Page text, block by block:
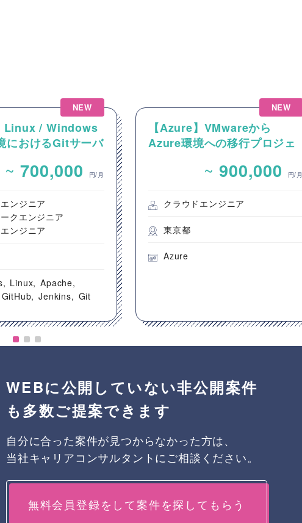
NEW
Linux / Windows
におけるGitサーバ
~ 700,000 円/月
ンジニア
クエンジニア
ンジニア
Linux
Apache
GitHub Jenkins Git
NEW
【Azure】VMwareから
Azure環境への移行プロジェ
盤の設計構築案件
~ 900,000 円/月
クラウドエンジニア
東京都
Azure
WEBに公開していない非公開案件
も多数ご提案できます
自分に合った案件が見つからなかった方は、
当社キャリアコンサルタントにご相談ください。
無料会員登録をして案件を探してもらう